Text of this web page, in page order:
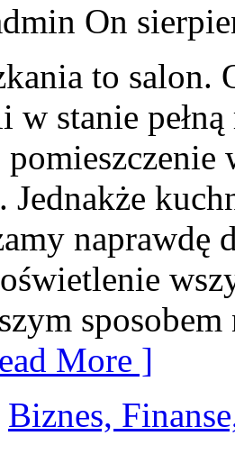
On
to
w stanie
Jednakże
naprawdę
More ]
Biznes,